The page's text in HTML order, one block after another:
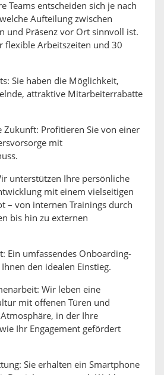
Teams entscheiden sich je nach
Aufteilung zwischen
und Präsenz vor Ort sinnvoll ist.
flexible Arbeitszeiten und 30
Sie haben die Möglichkeit,
attraktive Mitarbeiterrabatte
Zukunft: Profitieren Sie von einer
mit
unterstützen Ihre persönliche
mit einem vielseitigen
– von internen Trainings durch
bis hin zu externen
Ein umfassendes Onboarding-
den idealen Einstieg.
Wir leben eine
mit offenen Türen und
in der Ihre
Ihr Engagement gefördert
Sie erhalten ein Smartphone